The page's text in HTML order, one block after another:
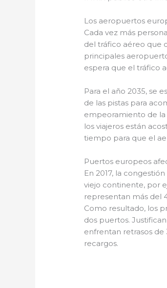
Los aeropuertos
Cada vez más
del tráfico aéreo que
principales
espera que el tráfico
Para el año 2035, se
de las pistas para
empeoramiento de la
los viajeros están
tiempo para que el
Puertos europeos
En 2017, la
viejo continente, por
representan más del
Como resultado, los
dos puertos.
enfrentan retrasos de
recargos.